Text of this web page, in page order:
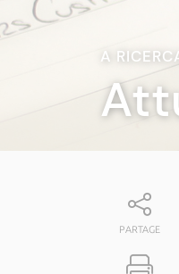
A
PARTAGE